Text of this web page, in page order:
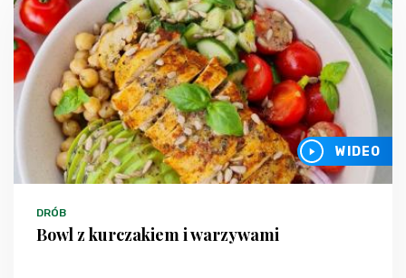
WIDEO
DRÓB
Bowl z kurczakiem i warzywami